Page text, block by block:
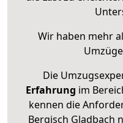
Wir haben mehr
Die
Erfahrung im
kennen die
Bergisch Gladbach